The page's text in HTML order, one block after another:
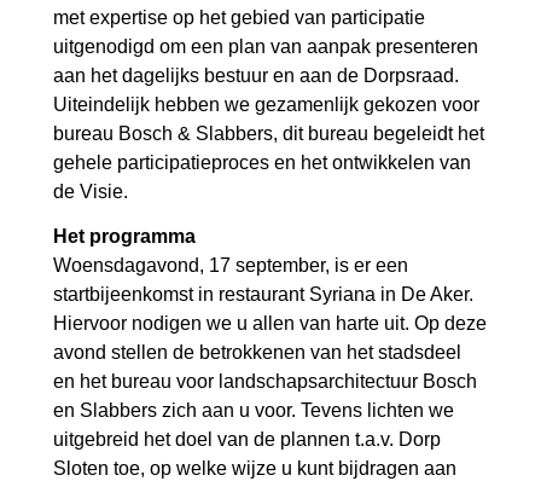
met expertise op het gebied van participatie
uitgenodigd om een plan van aanpak presenteren
aan het dagelijks bestuur en aan de Dorpsraad.
Uiteindelijk hebben we gezamenlijk gekozen voor
bureau Bosch & Slabbers, dit bureau begeleidt het
gehele participatieproces en het ontwikkelen van
de Visie.
Het programma
Woensdagavond, 17 september, is er een
startbijeenkomst in restaurant Syriana in De Aker.
Hiervoor nodigen we u allen van harte uit. Op deze
avond stellen de betrokkenen van het stadsdeel
en het bureau voor landschapsarchitectuur Bosch
en Slabbers zich aan u voor. Tevens lichten we
uitgebreid het doel van de plannen t.a.v. Dorp
Sloten toe, op welke wijze u kunt bijdragen aan